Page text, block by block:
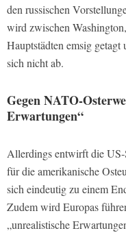
den russischen
wird zwischen
Hauptstädten emsig getagt
sich nicht ab.
Gegen NATO-
Erwartungen“
Allerdings entwirft die US-
für die amerikanische
sich eindeutig zu einem
Zudem wird Europas
„unrealistische